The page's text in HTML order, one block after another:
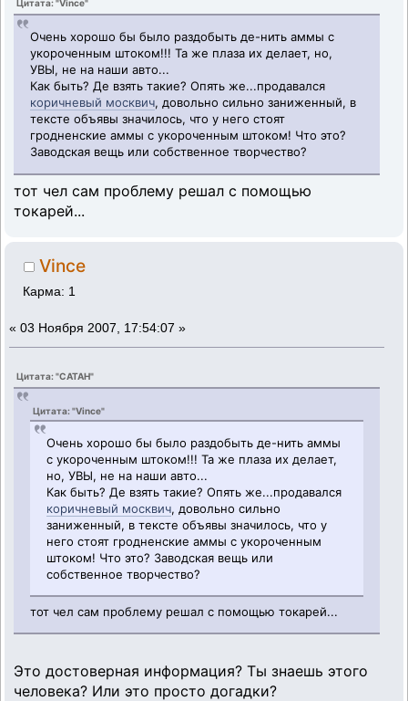
Цитата: "Vince"
Очень хорошо бы было раздобыть де-нить аммы с
укороченным штоком!!! Та же плаза их делает, но,
УВЫ, не на наши авто...
Как быть? Де взять такие? Опять же...продавался
коричневый москвич, довольно сильно заниженный, в
тексте объявы значилось, что у него стоят
гродненские аммы с укороченным штоком! Что это?
Заводская вещь или собственное творчество?
тот чел сам проблему решал с помощью
токарей...
Vince
Карма: 1
« 03 Ноября 2007, 17:54:07 »
Цитата: "CATAH"
Цитата: "Vince"
Очень хорошо бы было раздобыть де-нить аммы
с укороченным штоком!!! Та же плаза их делает,
но, УВЫ, не на наши авто...
Как быть? Де взять такие? Опять же...продавался
коричневый москвич, довольно сильно
заниженный, в тексте объявы значилось, что у
него стоят гродненские аммы с укороченным
штоком! Что это? Заводская вещь или
собственное творчество?
тот чел сам проблему решал с помощью токарей...
Это достоверная информация? Ты знаешь этого
человека? Или это просто догадки?